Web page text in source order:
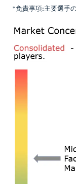
*免責事項:主要選手